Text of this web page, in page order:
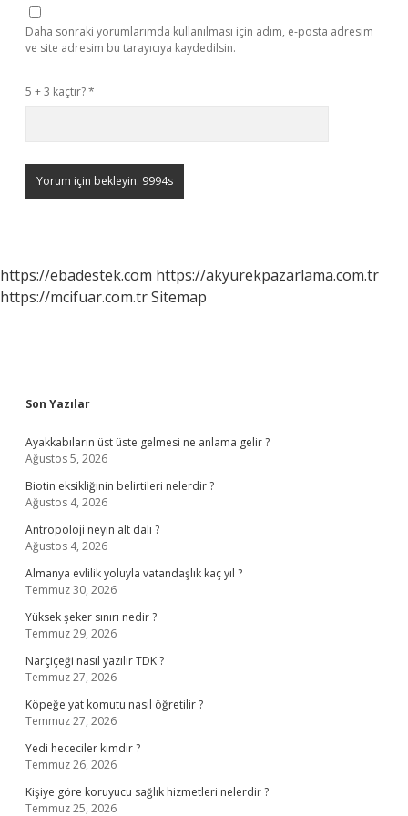
Daha sonraki yorumlarımda kullanılması için adım, e-posta adresim
ve site adresim bu tarayıcıya kaydedilsin.
5 + 3 kaçtır?*
https://ebadestek.com https://akyurekpazarlama.com.tr
https://mcifuar.com.trSitemap
Sidebar
Son Yazılar
Ayakkabıların üst üste gelmesi ne anlama gelir ?
Ağustos 5, 2026
Biotin eksikliğinin belirtileri nelerdir ?
Ağustos 4, 2026
Antropoloji neyin alt dalı ?
Ağustos 4, 2026
Almanya evlilik yoluyla vatandaşlık kaç yıl ?
Temmuz 30, 2026
Yüksek şeker sınırı nedir ?
Temmuz 29, 2026
Narçiçeği nasıl yazılır TDK ?
Temmuz 27, 2026
Köpeğe yat komutu nasıl öğretilir ?
Temmuz 27, 2026
Yedi hececiler kimdir ?
Temmuz 26, 2026
Kişiye göre koruyucu sağlık hizmetleri nelerdir ?
Temmuz 25, 2026